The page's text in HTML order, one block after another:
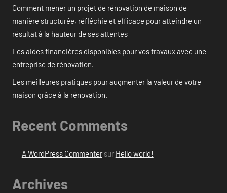
Comment mener un projet de rénovation de maison de
manière structurée, réfléchie et efficace pour atteindre un
résultat à la hauteur de ses attentes
Les aides financières disponibles pour vos travaux avec une
entreprise de rénovation.
Les meilleures pratiques pour augmenter la valeur de votre
maison grâce à la rénovation.
Recent Comments
A WordPress Commentersur Hello world!
Archives